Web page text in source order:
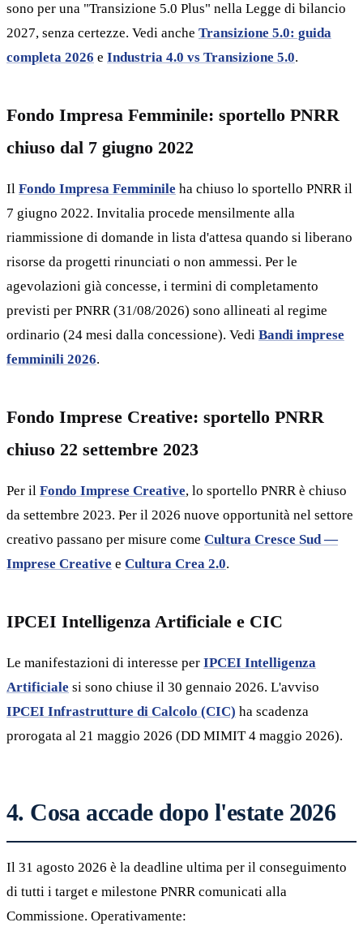
sono per una "Transizione 5.0 Plus" nella Legge di bilancio
2027, senza certezze. Vedi anche Transizione 5.0: guida
completa 2026 e Industria 4.0 vs Transizione 5.0.
Fondo Impresa Femminile: sportello PNRR
chiuso dal 7 giugno 2022
Il Fondo Impresa Femminile ha chiuso lo sportello PNRR il
7 giugno 2022. Invitalia procede mensilmente alla
riammissione di domande in lista d'attesa quando si liberano
risorse da progetti rinunciati o non ammessi. Per le
agevolazioni già concesse, i termini di completamento
previsti per PNRR (31/08/2026) sono allineati al regime
ordinario (24 mesi dalla concessione). Vedi Bandi imprese
femminili 2026.
Fondo Imprese Creative: sportello PNRR
chiuso 22 settembre 2023
Per il Fondo Imprese Creative, lo sportello PNRR è chiuso
da settembre 2023. Per il 2026 nuove opportunità nel settore
creativo passano per misure come Cultura Cresce Sud —
Imprese Creative e Cultura Crea 2.0.
IPCEI Intelligenza Artificiale e CIC
Le manifestazioni di interesse per IPCEI Intelligenza
Artificiale si sono chiuse il 30 gennaio 2026. L'avviso
IPCEI Infrastrutture di Calcolo (CIC) ha scadenza
prorogata al 21 maggio 2026 (DD MIMIT 4 maggio 2026).
4. Cosa accade dopo l'estate 2026
Il 31 agosto 2026 è la deadline ultima per il conseguimento
di tutti i target e milestone PNRR comunicati alla
Commissione. Operativamente: